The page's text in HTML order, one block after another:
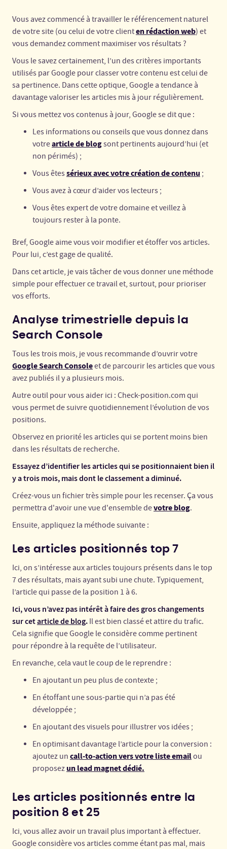
Vous avez commencé à travailler le référencement naturel
de votre site (ou celui de votre clienten rédaction web) et
vous demandez comment maximiser vos résultats ?
Vous le savez certainement, l’un des critères importants
utilisés par Google pour classer votre contenu est celui de
sa pertinence. Dans cette optique, Google a tendance à
davantage valoriser les articles mis à jour régulièrement.
Si vous mettez vos contenus à jour, Google se dit que :
Les informations ou conseils que vous donnez dans
votrearticle de blogsont pertinents aujourd’hui (et
non périmés) ;
Vous êtessérieux avec votre création de contenu ;
Vous avez à cœur d’aider vos lecteurs ;
Vous êtes expert de votre domaine et veillez à
toujours rester à la ponte.
Bref, Google aime vous voir modifier et étoffer vos articles.
Pour lui, c’est gage de qualité.
Dans cet article, je vais tâcher de vous donner une méthode
simple pour effectuer ce travail et, surtout, pour prioriser
vos efforts.
Analyse trimestrielle depuis la
Search Console
Tous les trois mois, je vous recommande d’ouvrir votre
Google Search Consoleet de parcourir les articles que vous
avez publiés il y a plusieurs mois.
Autre outil pour vous aider ici : Check-position.com qui
vous permet de suivre quotidiennement l’évolution de vos
positions.
Observez en priorité les articles qui se portent moins bien
dans les résultats de recherche.
Essayez d’identifier les articles qui se positionnaient bien il
y a trois mois, mais dont le classement a diminué.
Créez-vous un fichier très simple pour les recenser. Ça vous
permettra d'avoir une vue d'ensemble devotre blog.
Ensuite, appliquez la méthode suivante :
Les articles positionnés top 7
Ici, on s’intéresse aux articles toujours présents dans le top
7 des résultats, mais ayant subi une chute. Typiquement,
l’article qui passe de la position 1 à 6.
Ici, vous n’avez pas intérêt à faire des gros changements
sur cetarticle de blog. Il est bien classé et attire du trafic.
Cela signifie que Google le considère comme pertinent
pour répondre à la requête de l’utilisateur.
En revanche, cela vaut le coup de le reprendre :
En ajoutant un peu plus de contexte ;
En étoffant une sous-partie qui n’a pas été
développée ;
En ajoutant des visuels pour illustrer vos idées ;
En optimisant davantage l’article pour la conversion :
ajoutez un call-to-action vers votre liste emailou
proposez un lead magnet dédié.
Les articles positionnés entre la
position 8 et 25
Ici, vous allez avoir un travail plus important à effectuer.
Google considère vos articles comme étant pas mal, mais